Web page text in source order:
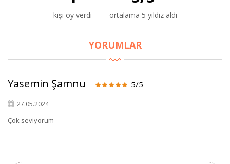
kişi oy verdi ortalama 5 yıldız aldı
YORUMLAR
Yasemin Şamnu 5/5
27.05.2024
Çok seviyorum
BU HAFTANIN PLANLI İNDİRİMİ
Kaan Olgun Hasat
Naturel Sızma
Zeytinyağı (5lt, Soğuk
Sıkım) - Bilgem